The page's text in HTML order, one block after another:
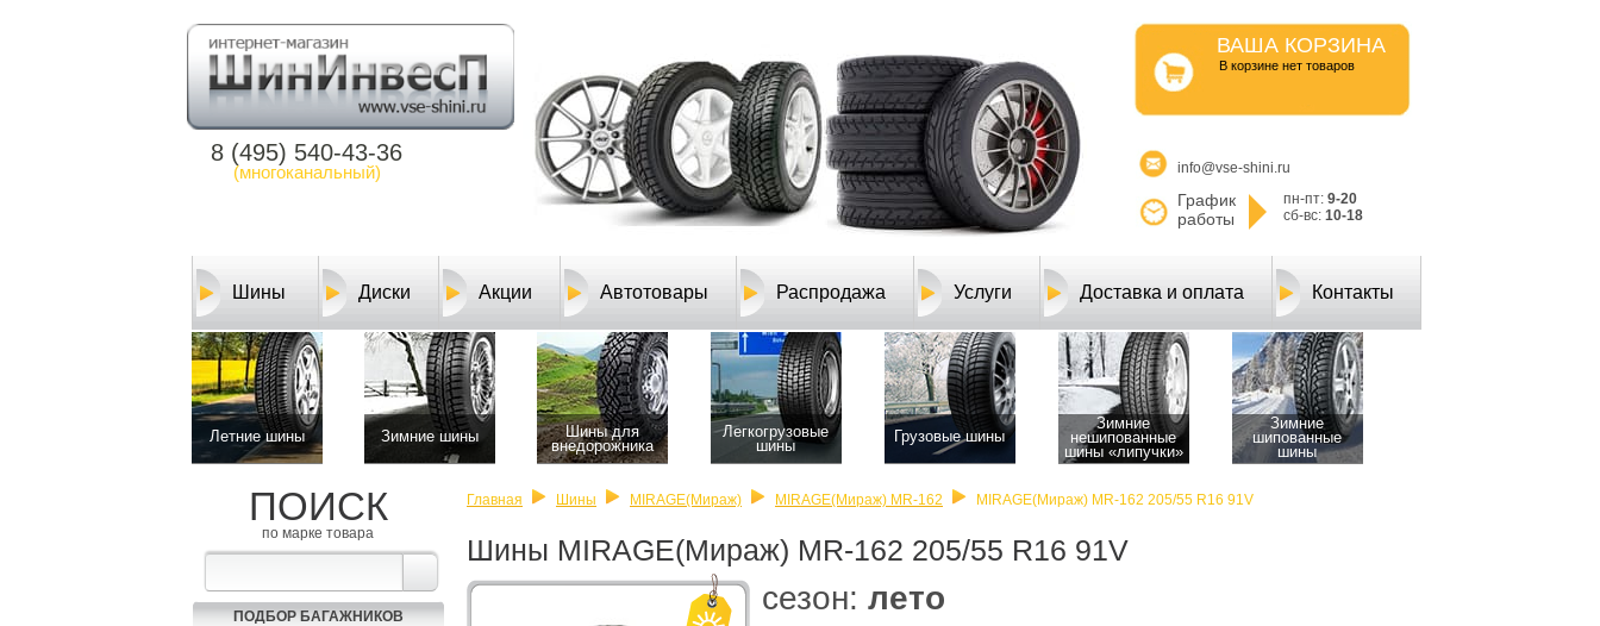
8 (495) 540-43-36
(многоканальный)
ВАША КОРЗИНА
B корзине нет товаров
info@vse-shini.ru
График
работы
пн-пт: 9-20
сб-вс: 10-18
Шины Диски Акции Автотовары Распродажа Услуги Доставка и оплата Контакты
Летние шины Зимние шины
Шины для
внедорожника
Легкогрузовые
шины
Грузовые шины
Зимние
нешипованные
шины «липучки»
Зимние
шипованные
шины
ПОИСК
по марке товара
ПОДБОР БАГАЖНИКОВ
Главная Шины MIRAGE(Мираж) MIRAGE(Мираж) MR-162 MIRAGE(Мираж) MR-162 205/55 R16 91V
Шины MIRAGE(Мираж) MR-162 205/55 R16 91V
cезон: лето